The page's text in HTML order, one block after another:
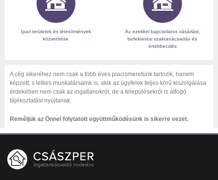
Ipari területek és létesítmények
közvetítése
Az ezekkel kapcsolatos vásárlási,
befektetési szaktanácsadás és
értékbecslés
A cég sikeréhez nem csak a több éves piacismeretünk tartozik, hanem
képzett, s lelkes munkatársaink is, akik az ügyfelek teljes körű kiszolgálása
érdekében nem csak az ingatlanokról, de a településekről is átfogó
tájékoztatást nyújtanak.
Reméljük az Önnel folytatott együttműködésünk is sikerre vezet.